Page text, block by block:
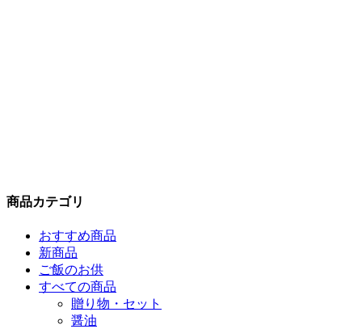
商品カテゴリ
おすすめ商品
新商品
ご飯のお供
すべての商品
贈り物・セット
醤油